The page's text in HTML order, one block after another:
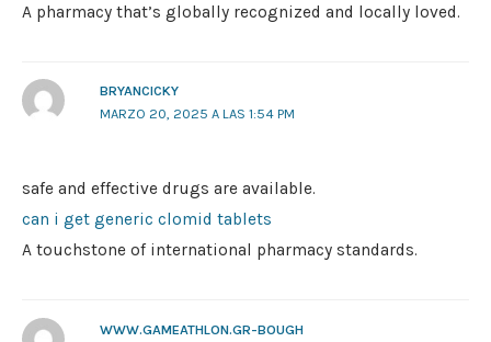
A pharmacy that’s globally recognized and locally loved.
BRYANCICKY
MARZO 20, 2025 A LAS 1:54 PM
safe and effective drugs are available.
can i get generic clomid tablets
A touchstone of international pharmacy standards.
WWW.GAMEATHLON.GR-BOUGH